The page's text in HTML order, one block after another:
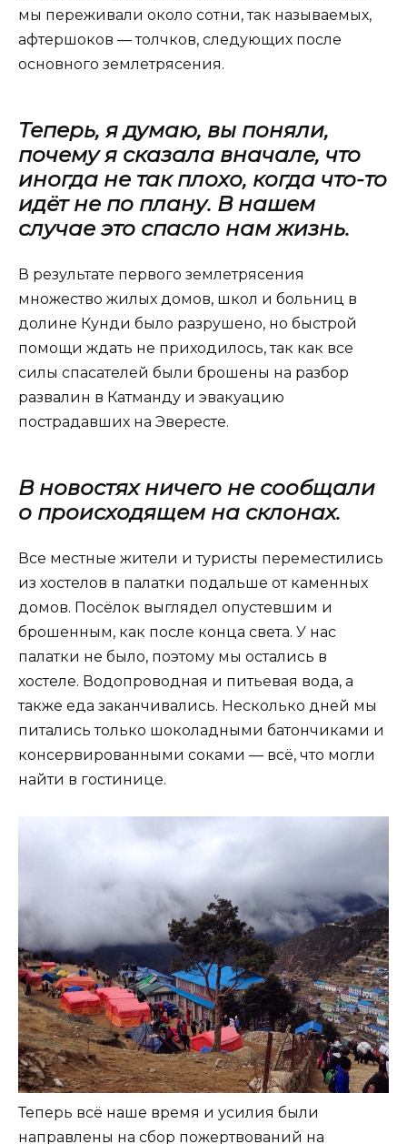
мы переживали около сотни, так называемых,
афтершоков — толчков, следующих после
основного землетрясения.
Теперь, я думаю, вы поняли,
почему я сказала вначале, что
иногда не так плохо, когда что-то
идёт не по плану. В нашем
случае это спасло нам жизнь.
В результате первого землетрясения
множество жилых домов, школ и больниц в
долине Кунди было разрушено, но быстрой
помощи ждать не приходилось, так как все
силы спасателей были брошены на разбор
развалин в Катманду и эвакуацию
пострадавших на Эвересте.
В новостях ничего не сообщали
о происходящем на склонах.
Все местные жители и туристы переместились
из хостелов в палатки подальше от каменных
домов. Посёлок выглядел опустевшим и
брошенным, как после конца света. У нас
палатки не было, поэтому мы остались в
хостеле. Водопроводная и питьевая вода, а
также еда заканчивались. Несколько дней мы
питались только шоколадными батончиками и
консервированными соками — всё, что могли
найти в гостинице.
Теперь всё наше время и усилия были
направлены на сбор пожертвований на